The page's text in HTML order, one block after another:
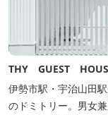
THY GUEST
伊勢市駅・宇治山田
のドミトリー。男女